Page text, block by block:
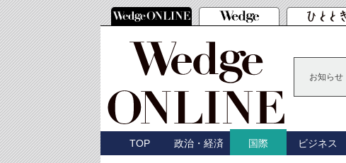
お知らせ
TOP 政治・経済 国際 ビジネス